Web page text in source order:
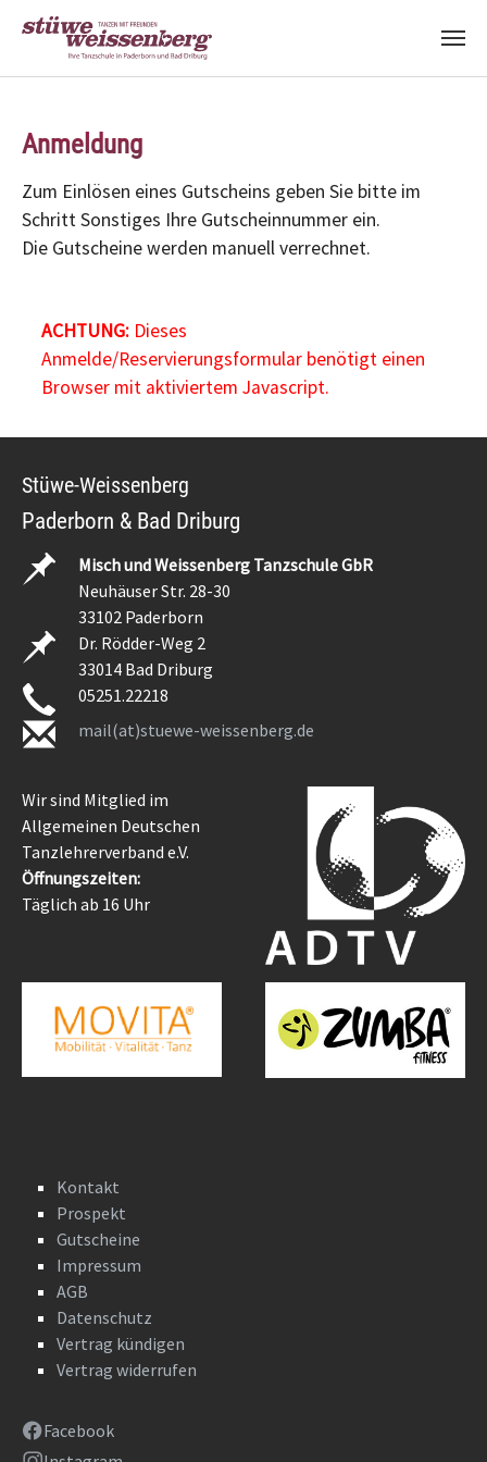
Anmeldung
Zum Einlösen eines Gutscheins geben Sie bitte im
Schritt Sonstiges Ihre Gutscheinnummer ein.
Die Gutscheine werden manuell verrechnet.
ACHTUNG:Dieses
Anmelde/Reservierungsformular benötigt einen
Browser mit aktiviertem Javascript.
Stüwe-Weissenberg
Paderborn & Bad Driburg
Misch und Weissenberg Tanzschule GbR
Neuhäuser Str. 28-30
33102 Paderborn
Dr. Rödder-Weg 2
33014 Bad Driburg
05251.22218
mail(at)stuewe-weissenberg.de
Wir sind Mitglied im
Allgemeinen Deutschen
Tanzlehrerverband e.V.
Öffnungszeiten:
Täglich ab 16 Uhr
Kontakt
Prospekt
Gutscheine
Impressum
AGB
Datenschutz
Vertrag kündigen
Vertrag widerrufen
Facebook